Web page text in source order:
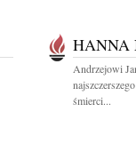
HANNA
Andrzejowi
śmierci...